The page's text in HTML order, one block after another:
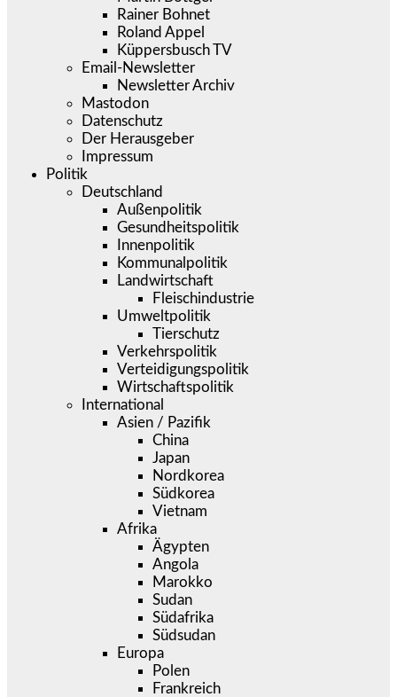
Rainer Bohnet
Roland Appel
Küppersbusch TV
Email-Newsletter
Newsletter Archiv
Mastodon
Datenschutz
Der Herausgeber
Impressum
Politik
Deutschland
Außenpolitik
Gesundheitspolitik
Innenpolitik
Kommunalpolitik
Landwirtschaft
Fleischindustrie
Umweltpolitik
Tierschutz
Verkehrspolitik
Verteidigungspolitik
Wirtschaftspolitik
International
Asien / Pazifik
China
Japan
Nordkorea
Südkorea
Vietnam
Afrika
Ägypten
Angola
Marokko
Sudan
Südafrika
Südsudan
Europa
Polen
Frankreich